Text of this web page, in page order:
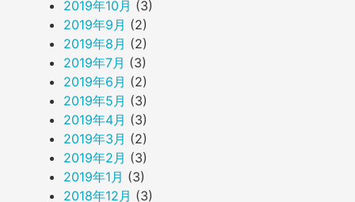
2019年10月 (3)
2019年9月 (2)
2019年8月 (2)
2019年7月 (3)
2019年6月 (2)
2019年5月 (3)
2019年4月 (3)
2019年3月 (2)
2019年2月 (3)
2019年1月 (3)
2018年12月 (3)